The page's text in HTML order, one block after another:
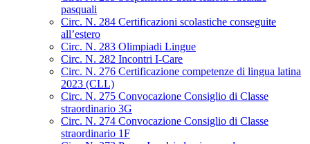
pasquali
Circ. N. 284 Certificazioni scolastiche conseguite
all’estero
Circ. N. 283 Olimpiadi Lingue
Circ. N. 282 Incontri I-Care
Circ. N. 276 Certificazione competenze di lingua latina
2023 (CLL)
Circ. N. 275 Convocazione Consiglio di Classe
straordinario 3G
Circ. N. 274 Convocazione Consiglio di Classe
straordinario 1F